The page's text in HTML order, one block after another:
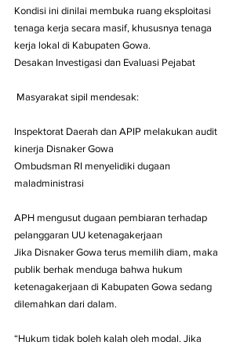
Kondisi ini dinilai membuka ruang eksploitasi
tenaga kerja secara masif, khususnya tenaga
kerja lokal di Kabupaten Gowa.
Desakan Investigasi dan Evaluasi Pejabat
Masyarakat sipil mendesak:
Inspektorat Daerah dan APIP melakukan audit
kinerja Disnaker Gowa
Ombudsman RI menyelidiki dugaan
maladministrasi
APH mengusut dugaan pembiaran terhadap
pelanggaran UU ketenagakerjaan
Jika Disnaker Gowa terus memilih diam, maka
publik berhak menduga bahwa hukum
ketenagakerjaan di Kabupaten Gowa sedang
dilemahkan dari dalam.
“Hukum tidak boleh kalah oleh modal. Jika